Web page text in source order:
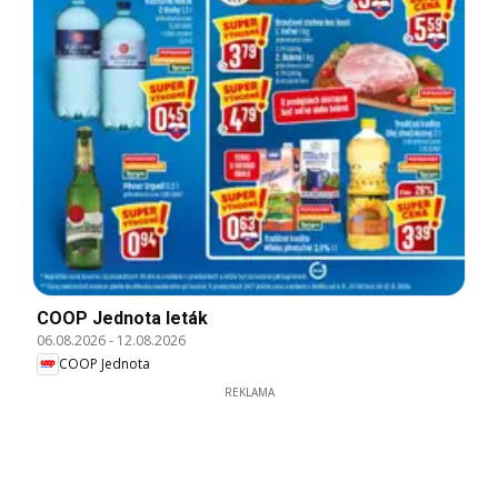
COOP Jednota leták
06.08.2026- 12.08.2026
COOP Jednota
REKLAMA